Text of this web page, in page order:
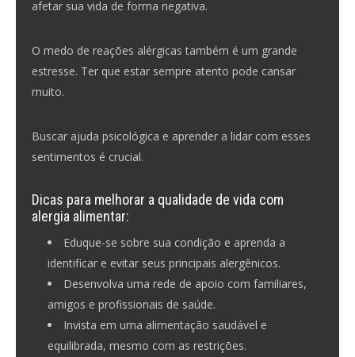
afetar sua vida de forma negativa.
O medo de reações alérgicas também é um grande
estresse. Ter que estar sempre atento pode cansar
muito.
Buscar ajuda psicológica e aprender a lidar com esses
sentimentos é crucial.
Dicas para melhorar a qualidade de vida com
alergia alimentar:
Eduque-se sobre sua condição e aprenda a
identificar e evitar seus principais alergênicos.
Desenvolva uma rede de apoio com familiares,
amigos e profissionais de saúde.
Invista em uma alimentação saudável e
equilibrada, mesmo com as restrições.